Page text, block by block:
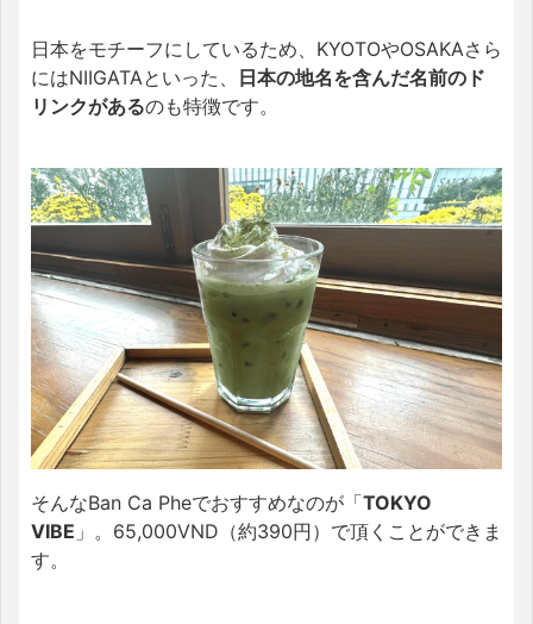
日本をモチーフにしているため、KYOTOやOSAKAさら
にはNIIGATAといった、 日本の地名を含んだ名前のド
リンクがあるのも特徴です。
そんなBan Ca Pheでおすすめなのが「TOKYO
VIBE 」。65,000VND（約390円）で頂くことができま
す。